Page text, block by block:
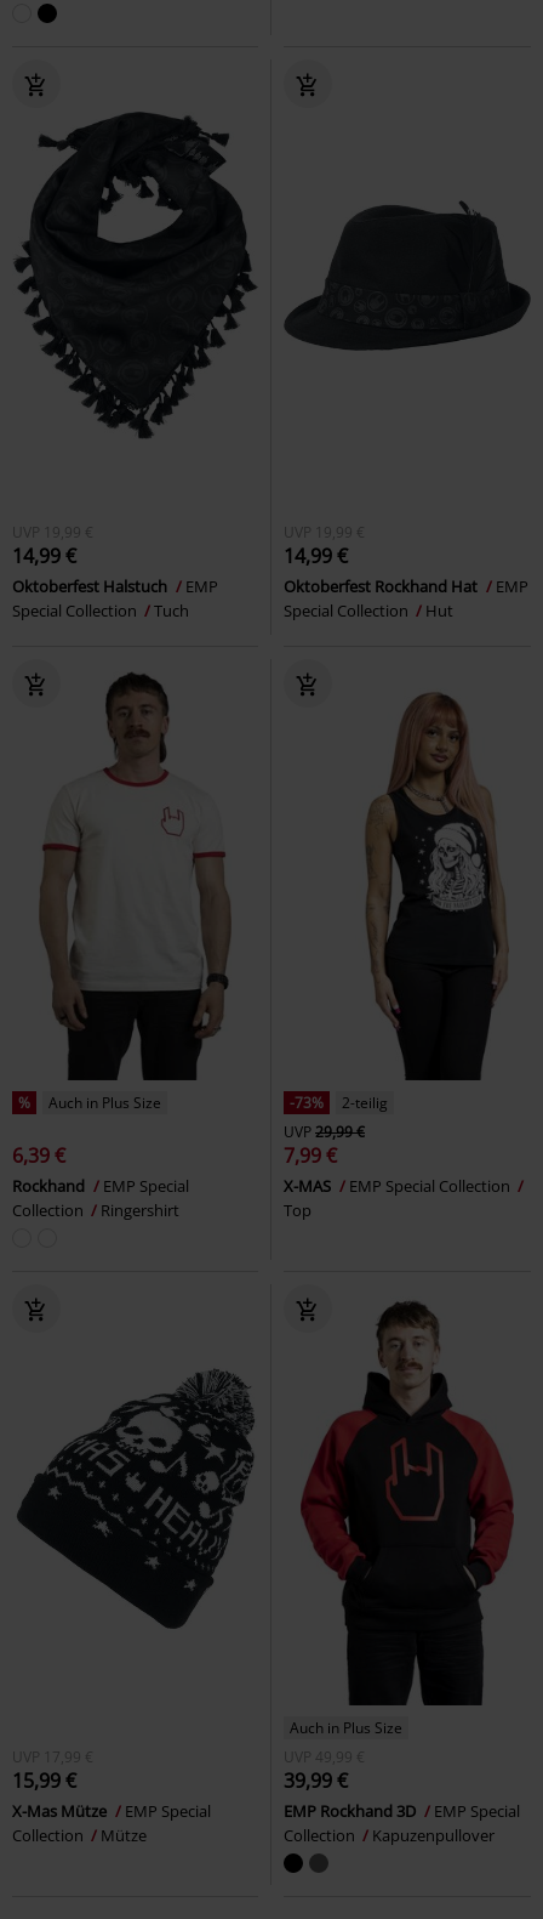
UVP 19,99 €
14,99 €
Oktoberfest Halstuch
EMP
Special Collection
Tuch
UVP 19,99 €
14,99 €
Oktoberfest Rockhand Hat
EMP
Special Collection
Hut
% Auch in Plus Size
6,39 €
Rockhand
EMP Special
Collection
Ringershirt
-73%
2-teilig
UVP29,99 €
7,99 €
X-MAS
EMP Special Collection
Top
UVP 17,99 €
15,99 €
X-Mas Mütze
EMP Special
Collection
Mütze
Auch in Plus Size
UVP
49,99 €
39,99 €
EMP Rockhand 3D
EMP Special
Collection
Kapuzenpullover